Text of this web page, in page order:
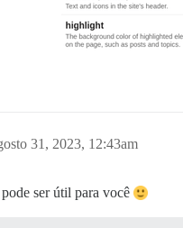
31, 2023, 12:43am
ser útil para você